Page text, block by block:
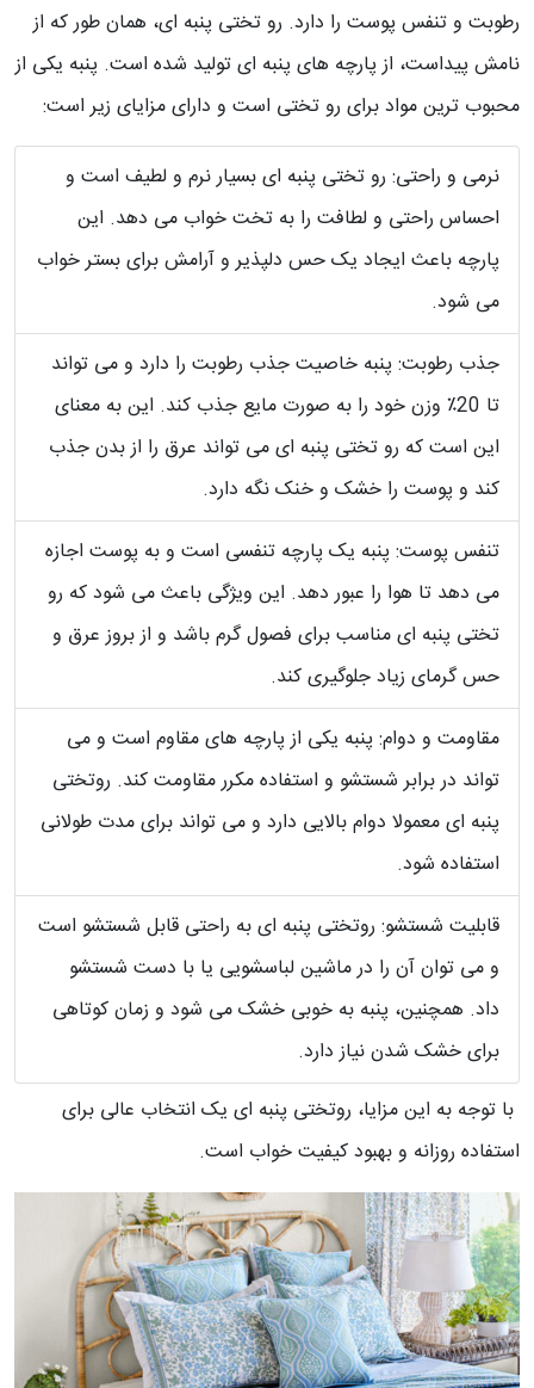
رطوبت و تنفس پوست را دارد. رو تختی پنبه ای، همان طور که از
نامش پیداست، از پارچه های پنبه ای تولید شده است. پنبه یکی از
محبوب ترین مواد برای رو تختی است و دارای مزایای زیر است:
نرمی و راحتی: رو تختی پنبه ای بسیار نرم و لطیف است و
احساس راحتی و لطافت را به تخت خواب می دهد. این
پارچه باعث ایجاد یک حس دلپذیر و آرامش برای بستر خواب
می شود.
جذب رطوبت: پنبه خاصیت جذب رطوبت را دارد و می تواند
تا 20٪ وزن خود را به صورت مایع جذب کند. این به معنای
این است که رو تختی پنبه ای می تواند عرق را از بدن جذب
کند و پوست را خشک و خنک نگه دارد.
تنفس پوست: پنبه یک پارچه تنفسی است و به پوست اجازه
می دهد تا هوا را عبور دهد. این ویژگی باعث می شود که رو
تختی پنبه ای مناسب برای فصول گرم باشد و از بروز عرق و
حس گرمای زیاد جلوگیری کند.
مقاومت و دوام: پنبه یکی از پارچه های مقاوم است و می
تواند در برابر شستشو و استفاده مکرر مقاومت کند. روتختی
پنبه ای معمولا دوام بالایی دارد و می تواند برای مدت طولانی
استفاده شود.
قابلیت شستشو: روتختی پنبه ای به راحتی قابل شستشو است
و می توان آن را در ماشین لباسشویی یا با دست شستشو
داد. همچنین، پنبه به خوبی خشک می شود و زمان کوتاهی
برای خشک شدن نیاز دارد.
با توجه به این مزایا، روتختی پنبه ای یک انتخاب عالی برای
استفاده روزانه و بهبود کیفیت خواب است.